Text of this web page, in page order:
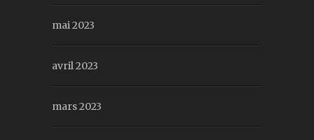
mai 2023
avril 2023
mars 2023